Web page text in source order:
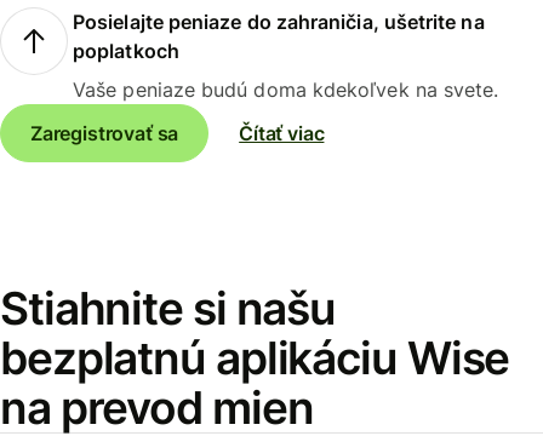
Posielajte peniaze do zahraničia, ušetrite na
poplatkoch
Vaše peniaze budú doma kdekoľvek na svete.
Zaregistrovať sa
Čítať viac
Stiahnite si našu
bezplatnú aplikáciu Wise
na prevod mien